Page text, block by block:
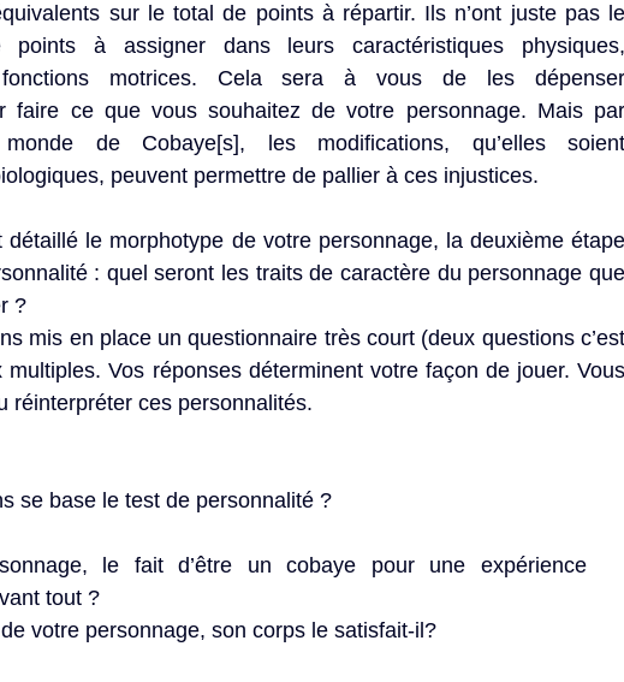
sur le total de points à répartir. Ils n’ont juste pas le
points à assigner dans leurs caractéristiques physiques,
fonctions motrices. Cela sera à vous de les dépenser
faire ce que vous souhaitez de votre personnage. Mais par
de Cobaye[s], les modifications, qu’elles soient
peuvent permettre de pallier à ces injustices.
détaillé le morphotype de votre personnage, la deuxième étape
: quel seront les traits de caractère du personnage que
?
mis en place un questionnaire très court (deux questions c’est
Vos réponses déterminent votre façon de jouer. Vous
réinterpréter ces personnalités.
se base le test de personnalité ?
le fait d’être un cobaye pour une expérience
tout ?
votre personnage, son corps le satisfait-il?